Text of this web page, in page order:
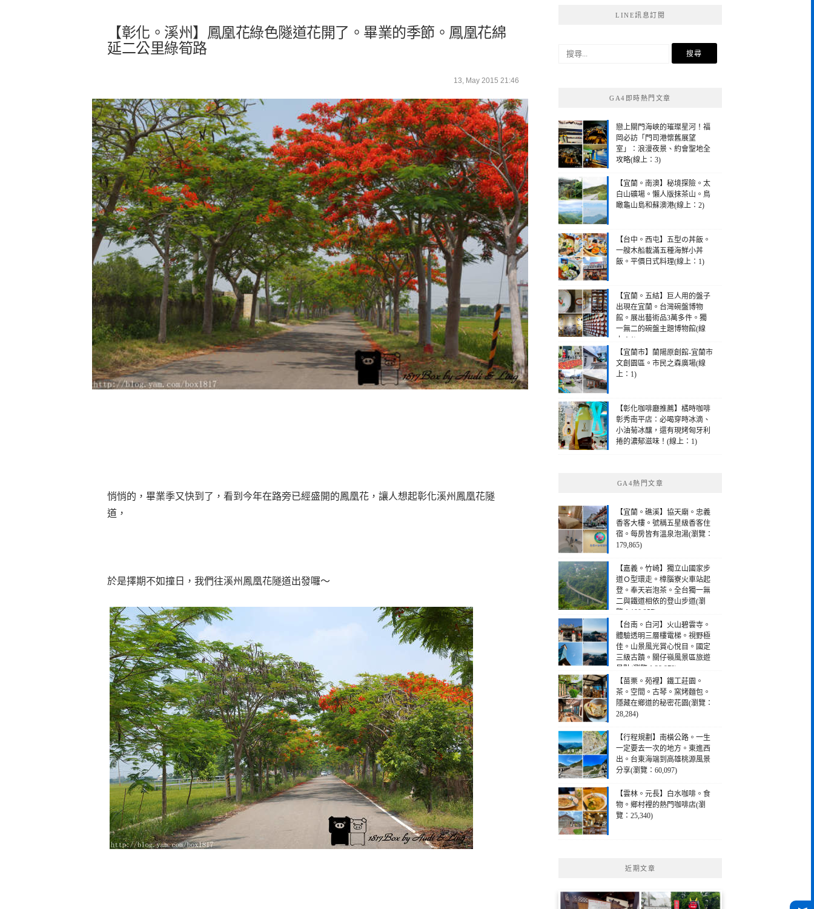
【彰化。溪州】鳳凰花綠色隧道花開了。畢業的季節。鳳凰花綿
延二公里綠筍路
13, May 2015 21:46
悄悄的，畢業季又快到了，看到今年在路旁已經盛開的鳳凰花，讓人想起彰化溪州鳳凰花隧
道，
於是擇期不如撞日，我們往溪州鳳凰花隧道出發囉～
LINE訊息訂閱
搜
GA4即時熱門文章
戀上關門海峽的璀璨星河！福
岡必訪「門司港懷舊展望
室」：浪漫夜景、約會聖地全
攻略(線上：3)
【宜蘭。南澳】秘境探險。太
白山礦場。懶人版抹茶山。鳥
瞰龜山島和蘇澳港(線上：2)
【台中。西屯】五型の丼飯。
一艘木船載滿五種海鮮小丼
飯。平價日式料理(線上：1)
【宜蘭。五結】巨人用的盤子
出現在宜蘭。台灣碗盤博物
館。展出藝術品3萬多件。獨
一無二的碗盤主題博物館(線
上：1)
【宜蘭市】蘭陽原創館-宜蘭市
文創園區。市民之森廣場(線
上：1)
【彰化咖啡廳推薦】橘時咖啡
彰秀南平店：必喝穿時冰滴、
小油菊冰釀，還有現烤匈牙利
捲的濃郁滋味！(線上：1)
GA4熱門文章
【宜蘭。礁溪】協天廟。忠義
香客大樓。號稱五星級香客住
宿。每房皆有溫泉泡湯(瀏覽：
179,865)
【嘉義。竹崎】獨立山國家步
道Ｏ型環走。樟腦寮火車站起
登。奉天岩泡茶。全台獨一無
二與鐵道相依的登山步道(瀏
覽：190,257)
【台南。白河】火山碧雲寺。
體驗透明三層樓電梯。視野極
佳。山景風光賞心悅目。國定
三級古蹟。關仔嶺風景區旅遊
景點(瀏覽：28,978)
【苗栗。苑裡】鐵工莊園。
茶。空間。古琴。窯烤麵包。
隱藏在鄉道的秘密花園(瀏覽：
28,284)
【行程規劃】南橫公路。一生
一定要去一次的地方。東進西
出。台東海端到高雄桃源風景
分享(瀏覽：60,097)
【雲林。元長】白水咖啡。食
物。鄉村裡的熱門咖啡店(瀏
覽：25,340)
近期文章